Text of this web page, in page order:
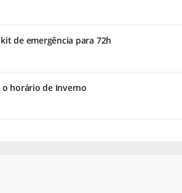
de emergência para 72h
horário de Inverno